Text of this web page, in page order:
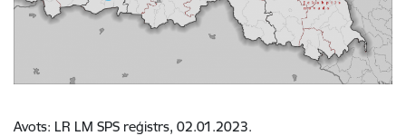
Avots: LR LM SPS reģistrs, 02.01.2023.